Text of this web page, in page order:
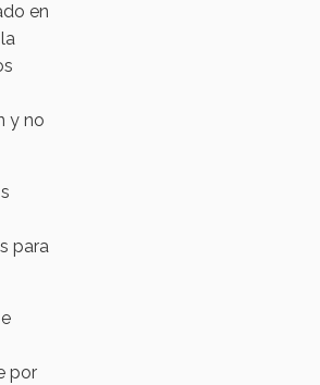
en
y no
para
por